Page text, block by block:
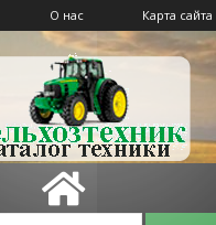
О нас Карта сайта